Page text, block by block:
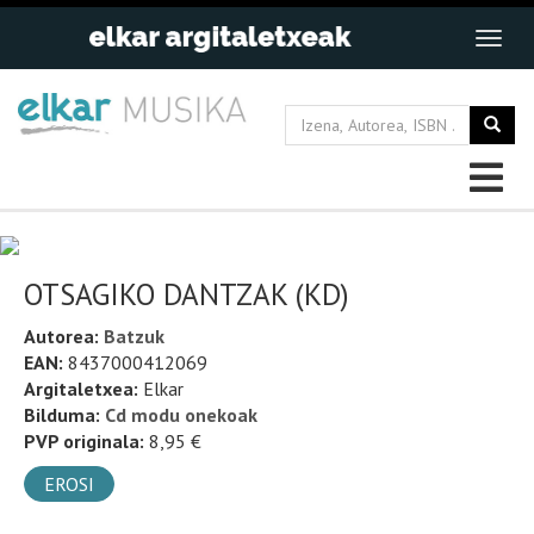
OTSAGIKO DANTZAK (KD)
Autorea: Batzuk
EAN: 8437000412069
Argitaletxea: Elkar
Bilduma: Cd modu onekoak
PVP originala: 8,95 €
EROSI